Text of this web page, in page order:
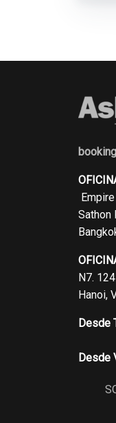
Sathon
N7.
Hanoi,
Desde
Desde